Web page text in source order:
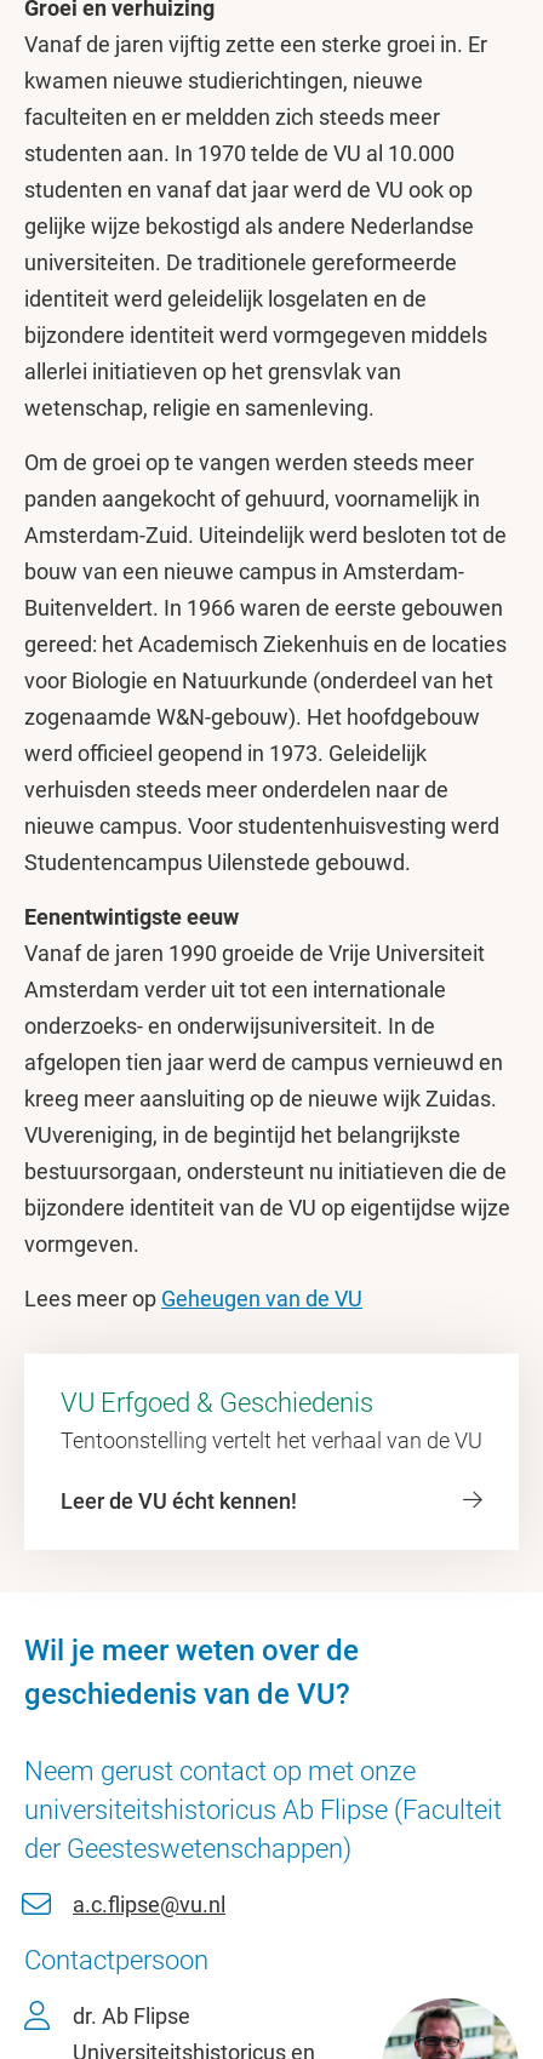
Groei en verhuizing
Vanaf de jaren vijftig zette een sterke groei in. Er
kwamen nieuwe studierichtingen, nieuwe
faculteiten en er meldden zich steeds meer
studenten aan. In 1970 telde de VU al 10.000
studenten en vanaf dat jaar werd de VU ook op
gelijke wijze bekostigd als andere Nederlandse
universiteiten. De traditionele gereformeerde
identiteit werd geleidelijk losgelaten en de
bijzondere identiteit werd vormgegeven middels
allerlei initiatieven op het grensvlak van
wetenschap, religie en samenleving.
Om de groei op te vangen werden steeds meer
panden aangekocht of gehuurd, voornamelijk in
Amsterdam-Zuid. Uiteindelijk werd besloten tot de
bouw van een nieuwe campus in Amsterdam-
Buitenveldert. In 1966 waren de eerste gebouwen
gereed: het Academisch Ziekenhuis en de locaties
voor Biologie en Natuurkunde (onderdeel van het
zogenaamde W&N-gebouw). Het hoofdgebouw
werd officieel geopend in 1973. Geleidelijk
verhuisden steeds meer onderdelen naar de
nieuwe campus. Voor studentenhuisvesting werd
Studentencampus Uilenstede gebouwd.
Eenentwintigste eeuw
Vanaf de jaren 1990 groeide de Vrije Universiteit
Amsterdam verder uit tot een internationale
onderzoeks- en onderwijsuniversiteit. In de
afgelopen tien jaar werd de campus vernieuwd en
kreeg meer aansluiting op de nieuwe wijk Zuidas.
VUvereniging, in de begintijd het belangrijkste
bestuursorgaan, ondersteunt nu initiatieven die de
bijzondere identiteit van de VU op eigentijdse wijze
vormgeven.
Lees meer op Geheugen van de VU
VU Erfgoed & Geschiedenis
Tentoonstelling vertelt het verhaal van de VU
Leer de VU écht kennen!
Wil je meer weten over de
geschiedenis van de VU?
Neem gerust contact op met onze
universiteitshistoricus Ab Flipse (Faculteit
der Geesteswetenschappen)
a.c.flipse@vu.nl
Contactpersoon
dr. Ab Flipse
Universiteitshistoricus en